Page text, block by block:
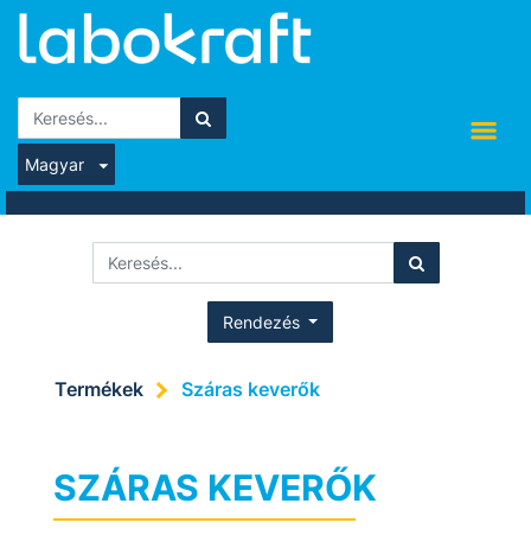
Magyar
Rendezés
Termékek Száras keverők
SZÁRAS KEVERŐK